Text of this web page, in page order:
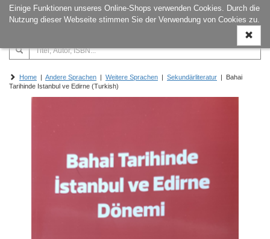
Einige Funktionen unseres Online-Shops verwenden Cookies. Durch die
Nutzung dieser Webseite stimmen Sie der Verwendung von Cookies zu.
ein-/
Home | Andere Sprachen | Weitere Sprachen | Sekundärliteratur | Bahai
Tarihinde Istanbul ve Edirne (Turkish)